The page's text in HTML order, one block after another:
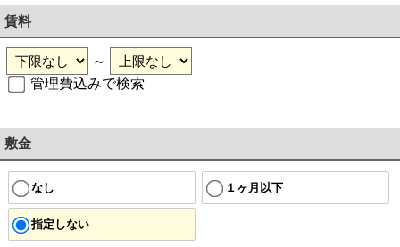
賃料
～
管理費込みで検索
敷金
なし １ヶ月以下
指定しない